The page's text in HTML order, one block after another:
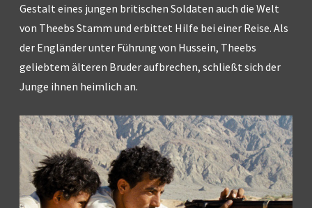
Gestalt eines jungen britischen Soldaten auch die Welt
von Theebs Stamm und erbittet Hilfe bei einer Reise. Als
der Engländer unter Führung von Hussein, Theebs
geliebtem älteren Bruder aufbrechen, schließt sich der
Junge ihnen heimlich an.